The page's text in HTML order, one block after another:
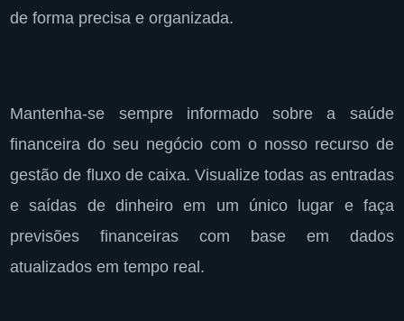
de forma precisa e organizada.
Mantenha-se sempre informado sobre a saúde
financeira do seu negócio com o nosso recurso de
gestão de fluxo de caixa. Visualize todas as entradas
e saídas de dinheiro em um único lugar e faça
previsões financeiras com base em dados
atualizados em tempo real.